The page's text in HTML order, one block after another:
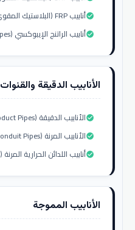
أنابيب FRP (البلاستيك المقوى بالألياف الزجاجية)check_circle
أنابيب الراتنج الإيبوكسي (Epoxy Resin Pipes)check_circle
الأنابيب الدقيقة والقنوات
الأنابيب الدقيقة (Microduct Pipes)check_circle
الأنابيب المرنة (Flexible Conduit Pipes)check_circle
أنابيب اللدائن الحرارية المرنة (TPE)check_circle
الأنابيب المموجة